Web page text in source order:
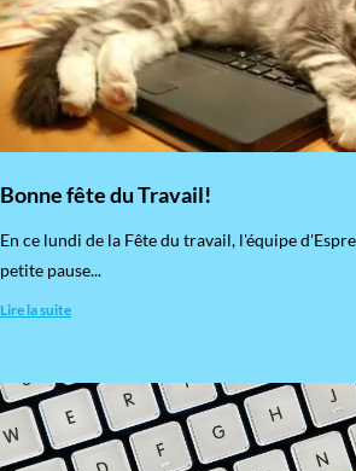
Bonne fête du Travail!
En ce lundi de la Fête du travail, l'équipe
petite pause...
Lire la suite